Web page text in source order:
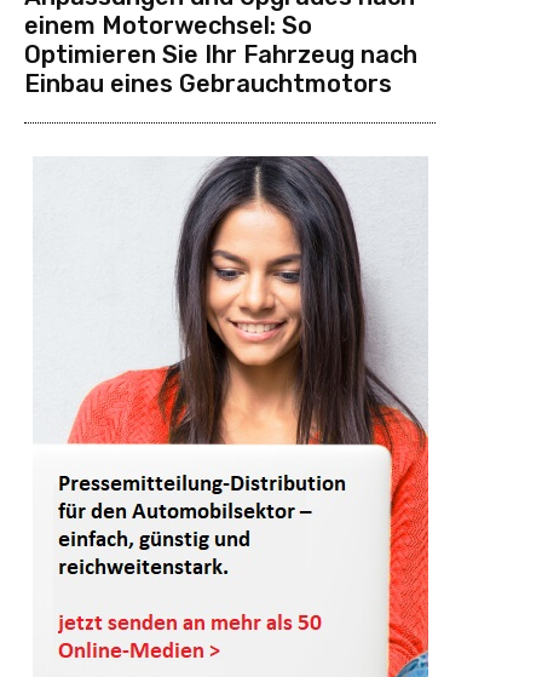
einem Motorwechsel: So
Optimieren Sie Ihr Fahrzeug nach
Einbau eines Gebrauchtmotors